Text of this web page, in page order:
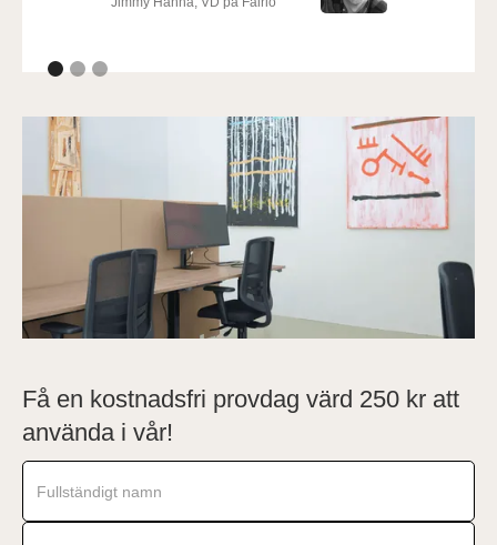
Få en kostnadsfri provdag värd 250 kr att
använda i vår!